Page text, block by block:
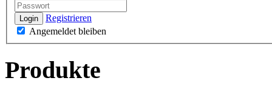
Login
Registrieren
Angemeldet bleiben
Produkte